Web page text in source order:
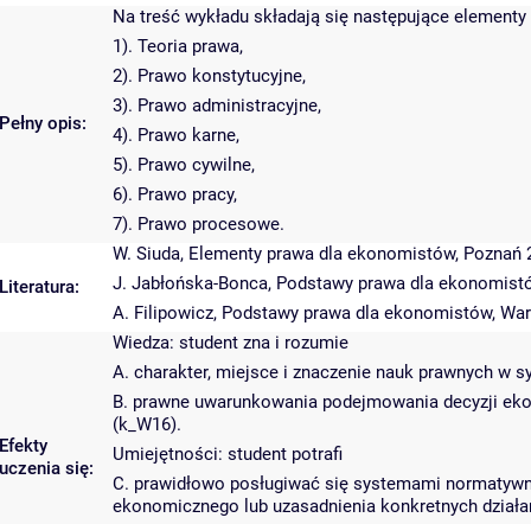
Pełny opis:
Na treść wykładu składają się następujące
1). Teoria prawa,
2). Prawo konstytucyjne,
3). Prawo administracyjne,
4). Prawo karne,
5). Prawo cywilne,
6). Prawo pracy,
7). Prawo procesowe.
Literatura:
W. Siuda, Elementy prawa dla ekonomistów, Poznań
J. Jabłońska-Bonca, Podstawy prawa dla
A. Filipowicz, Podstawy prawa dla ekonomistów,
Efekty
uczenia się:
Wiedza: student zna i rozumie
A. charakter, miejsce i znaczenie nauk prawnych w
B. prawne uwarunkowania podejmowania decyzji
(k_W16).
Umiejętności: student potrafi
C. prawidłowo posługiwać się systemami
ekonomicznego lub uzasadnienia konkretnych